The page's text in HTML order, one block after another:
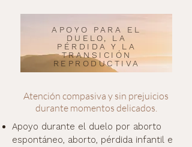
APOYO PARA EL
DUELO, LA
PÉRDIDA Y LA
TRANSICIÓN
REPRODUCTIVA
Atención compasiva y sin prejuicios
durante momentos delicados.
Apoyo durante el duelo por aborto
espontáneo, aborto, pérdida infantil e